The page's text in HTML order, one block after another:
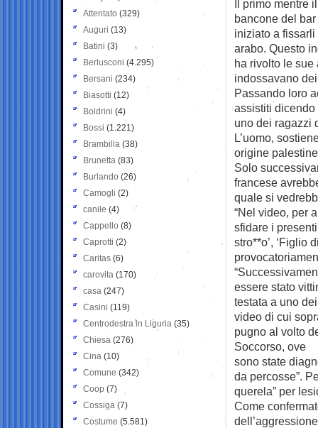
Il primo mentre
bancone del
iniziato a
arabo. Questo
ha rivolto le
indossavano
Passando loro
assistiti dicendo
uno dei ragazzi
L’uomo,
origine
Solo
francese
quale si
“Nel video, per
sfidare i
stro**o’, ‘Figlio
essere stato
testata a uno
video di cui
pugno al volto
Soccorso, ove
sono state
da percosse”.
querela” per
Come
Attentato (329)
Auguri (13)
Batini (3)
Berlusconi (4.295)
Bersani (234)
Biasotti (12)
Boldrini (4)
Bossi (1.221)
Brambilla (38)
Brunetta (83)
Burlando (26)
Camogli (2)
canile (4)
Cappello (8)
Caprotti (2)
Caritas (6)
carovita (170)
casa (247)
Casini (119)
Centrodestra in Liguria (35)
Chiesa (276)
Cina (10)
Comune (342)
Coop (7)
Cossiga (7)
Costume (5.581)